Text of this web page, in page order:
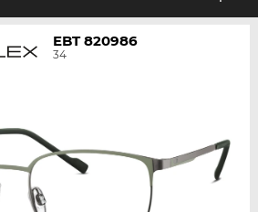
EBT 820986
34